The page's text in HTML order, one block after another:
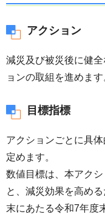
アクション
減災及び被災後に健
ョンの取組を進めます
目標指標
アクションごとに具
定めます。
数値目標は、本アク
と、減災効果を高め
末にあたる令和7年度